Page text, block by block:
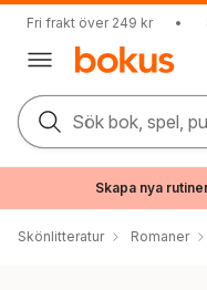
Fri frakt över 249 kr •
Sök bok, spel,
Skapa nya
Skönlitteratur Romaner